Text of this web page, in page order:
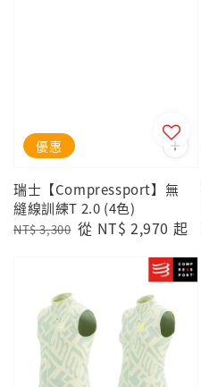
優惠
瑞士【Compressport】無
縫線訓練T 2.0 (4色)
Regular
NT$ 3,300 Sale
從 NT$ 2,970 起